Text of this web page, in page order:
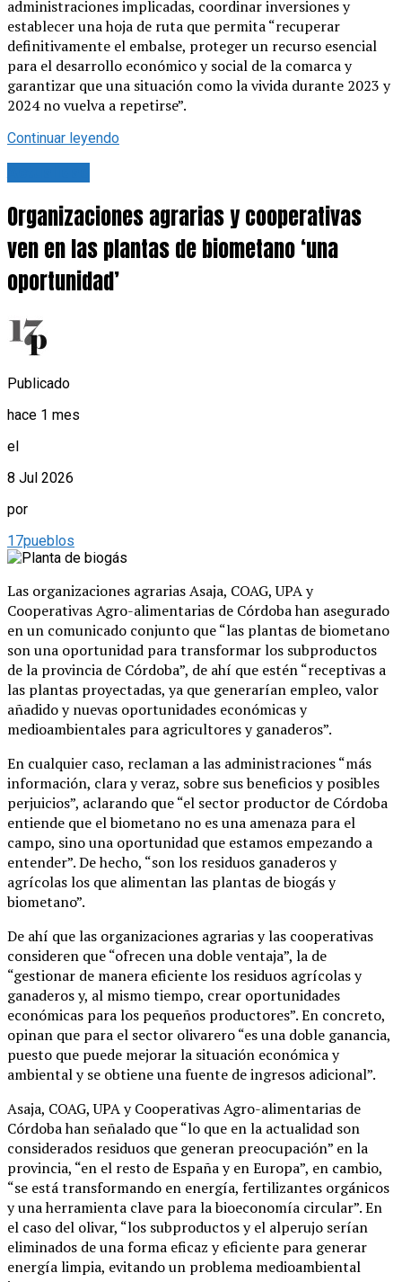
administraciones implicadas, coordinar inversiones y
establecer una hoja de ruta que permita “recuperar
definitivamente el embalse, proteger un recurso esencial
para el desarrollo económico y social de la comarca y
garantizar que una situación como la vivida durante 2023 y
2024 no vuelva a repetirse”.
Continuar leyendo
Organizaciones agrarias y cooperativas
ven en las plantas de biometano ‘una
oportunidad’
Publicado
hace 1 mes
el
8 Jul 2026
por
17pueblos
Las organizaciones agrarias Asaja, COAG, UPA y
Cooperativas Agro-alimentarias de Córdoba han asegurado
en un comunicado conjunto que “las plantas de biometano
son una oportunidad para transformar los subproductos
de la provincia de Córdoba”, de ahí que estén “receptivas a
las plantas proyectadas, ya que generarían empleo, valor
añadido y nuevas oportunidades económicas y
medioambientales para agricultores y ganaderos”.
En cualquier caso, reclaman a las administraciones “más
información, clara y veraz, sobre sus beneficios y posibles
perjuicios”, aclarando que “el sector productor de Córdoba
entiende que el biometano no es una amenaza para el
campo, sino una oportunidad que estamos empezando a
entender”. De hecho, “son los residuos ganaderos y
agrícolas los que alimentan las plantas de biogás y
biometano”.
De ahí que las organizaciones agrarias y las cooperativas
consideren que “ofrecen una doble ventaja”, la de
“gestionar de manera eficiente los residuos agrícolas y
ganaderos y, al mismo tiempo, crear oportunidades
económicas para los pequeños productores”. En concreto,
opinan que para el sector olivarero “es una doble ganancia,
puesto que puede mejorar la situación económica y
ambiental y se obtiene una fuente de ingresos adicional”.
Asaja, COAG, UPA y Cooperativas Agro-alimentarias de
Córdoba han señalado que “lo que en la actualidad son
considerados residuos que generan preocupación” en la
provincia, “en el resto de España y en Europa”, en cambio,
“se está transformando en energía, fertilizantes orgánicos
y una herramienta clave para la bioeconomía circular”. En
el caso del olivar, “los subproductos y el alperujo serían
eliminados de una forma eficaz y eficiente para generar
energía limpia, evitando un problema medioambiental